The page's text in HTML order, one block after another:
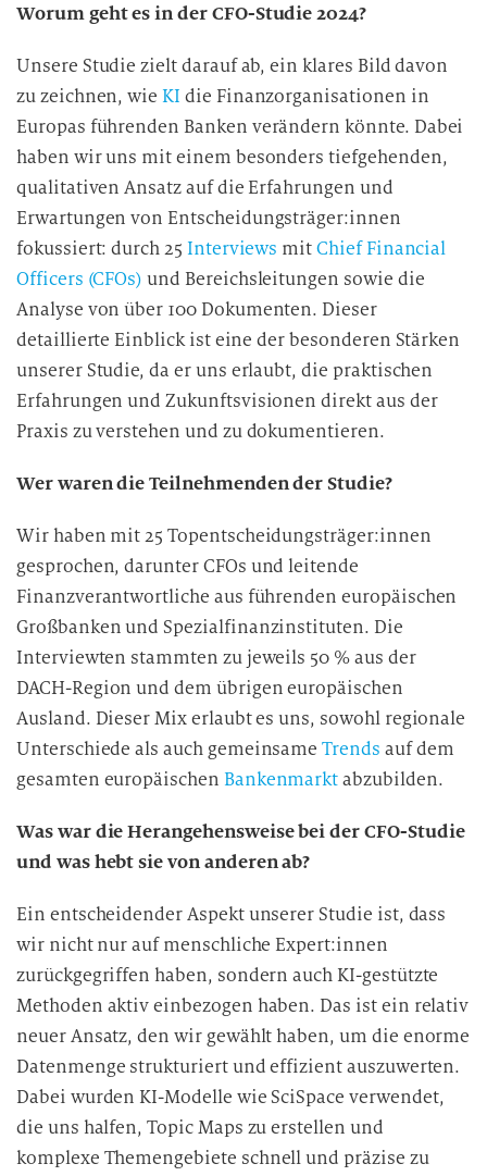
Worum geht es in der CFO-Studie 2024?
Unsere Studie zielt darauf ab, ein klares Bild davon
zu zeichnen, wieKI die Finanzorganisationen in
Europas führenden Banken verändern könnte. Dabei
haben wir uns mit einem besonders tiefgehenden,
qualitativen Ansatz auf die Erfahrungen und
Erwartungen von Entscheidungsträger:innen
fokussiert: durch 25 Interviews mitChief Financial
Officers (CFOs) und Bereichsleitungen sowie die
Analyse von über 100 Dokumenten. Dieser
detaillierte Einblick ist eine der besonderen Stärken
unserer Studie, da er uns erlaubt, die praktischen
Erfahrungen und Zukunftsvisionen direkt aus der
Praxis zu verstehen und zu dokumentieren.
Wer waren die Teilnehmenden der Studie?
Wir haben mit 25 Topentscheidungsträger:innen
gesprochen, darunter CFOs und leitende
Finanzverantwortliche aus führenden europäischen
Großbanken und Spezialfinanzinstituten. Die
Interviewten stammten zu jeweils 50 % aus der
DACH-Region und dem übrigen europäischen
Ausland. Dieser Mix erlaubt es uns, sowohl regionale
Unterschiede als auch gemeinsameTrends auf dem
gesamten europäischen Bankenmarktabzubilden.
Was war die Herangehensweise bei der CFO-Studie
und was hebt sie von anderen ab?
Ein entscheidender Aspekt unserer Studie ist, dass
wir nicht nur auf menschliche Expert:innen
zurückgegriffen haben, sondern auch KI-gestützte
Methoden aktiv einbezogen haben. Das ist ein relativ
neuer Ansatz, den wir gewählt haben, um die enorme
Datenmenge strukturiert und effizient auszuwerten.
Dabei wurden KI-Modelle wie SciSpace verwendet,
die uns halfen, Topic Maps zu erstellen und
komplexe Themengebiete schnell und präzise zu